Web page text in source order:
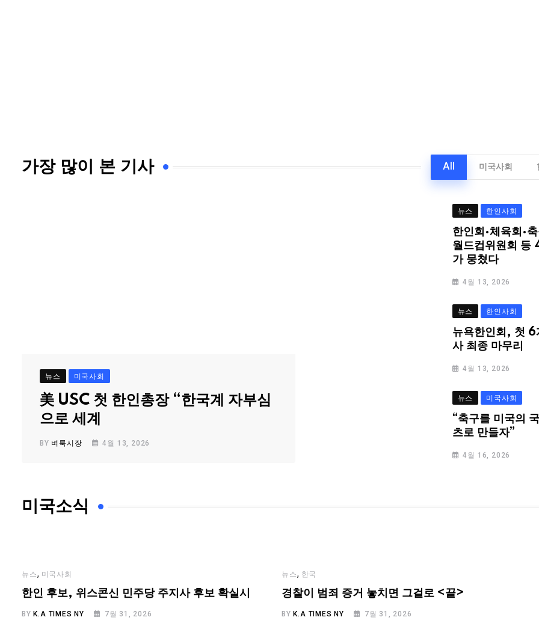
가장 많이 본 기사 All 미국사회
뉴스 미국사회
美 USC 첫 한인총장 “한국계 자부심
으로 세계
BY 벼룩시장 4월 13, 2026
뉴스 한인사회
한인회·체육회·
월드컵위원회 등
가 뭉쳤다
4월 13, 2026
뉴스 한인사회
뉴욕한인회, 첫 6
사 최종 마무리
4월 13, 2026
뉴스 미국사회
“축구를 미국의
츠로 만들자”
4월 16, 2026
미국소식
뉴스, 미국사회
한인 후보, 위스콘신 민주당 주지사 후보 확실시
BYK.A TIMES NY 7월 31, 2026
뉴스, 한국
경찰이 범죄 증거 놓치면 그걸로 <끝>
BYK.A TIMES NY 7월 31, 2026